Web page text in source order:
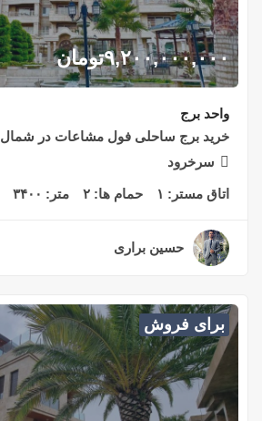
۹,۲۰۰,۰۰۰,۰۰۰تومان
واحد برج
خرید برج ساحلی فول مشاعات در شمال
سرخرود
اتاق مستر: ۱ حمام ها: ۲ متر: ۳۴۰۰
حسین براری
برای فروش